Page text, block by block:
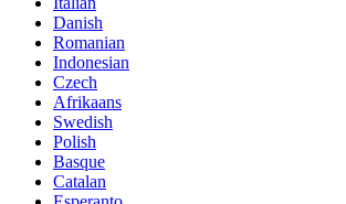
Danish
Romanian
Indonesian
Czech
Afrikaans
Swedish
Polish
Basque
Catalan